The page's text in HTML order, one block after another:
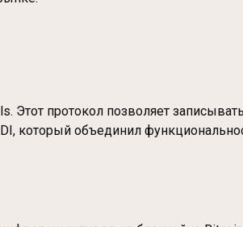
Этот протокол позволяет
который объединил